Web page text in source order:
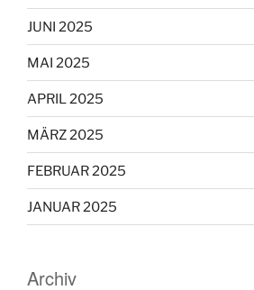
JUNI 2025
MAI 2025
APRIL 2025
MÄRZ 2025
FEBRUAR 2025
JANUAR 2025
Archiv